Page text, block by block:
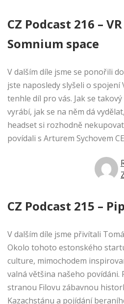
CZ Podcast 216 –
Somnium space
V dalším díle jsme se ponořili
jste naposledy slyšeli o spojení
tenhle díl pro vás. Jak se
vyrábí, jak se na něm dá
headset si rozhodně
povídali s Arturem Sychovem
CZ Podcast 215 –
V dalším díle jsme přivítali
Okolo tohoto estonského
culture, mimochodem
valná většina našeho povídáni.
stranou Filovu zábavnou
Kazachstánu a pojídání